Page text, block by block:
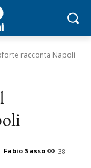
racconta Napoli
38
Fabio Sasso